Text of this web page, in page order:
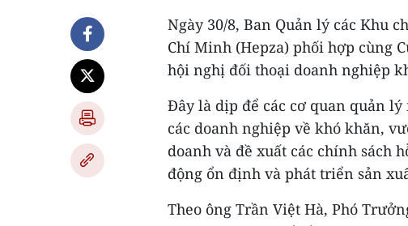
Ngày 30/8, Ban Quản lý các Khu
Chí Minh (Hepza) phối hợp cùng
hội nghị đối thoại doanh nghiệp
Đây là dịp để các cơ quan quản
các doanh nghiệp về khó khăn,
doanh và đề xuất các chính sách
động ổn định và phát triển sản
Theo ông Trần Việt Hà, Phó